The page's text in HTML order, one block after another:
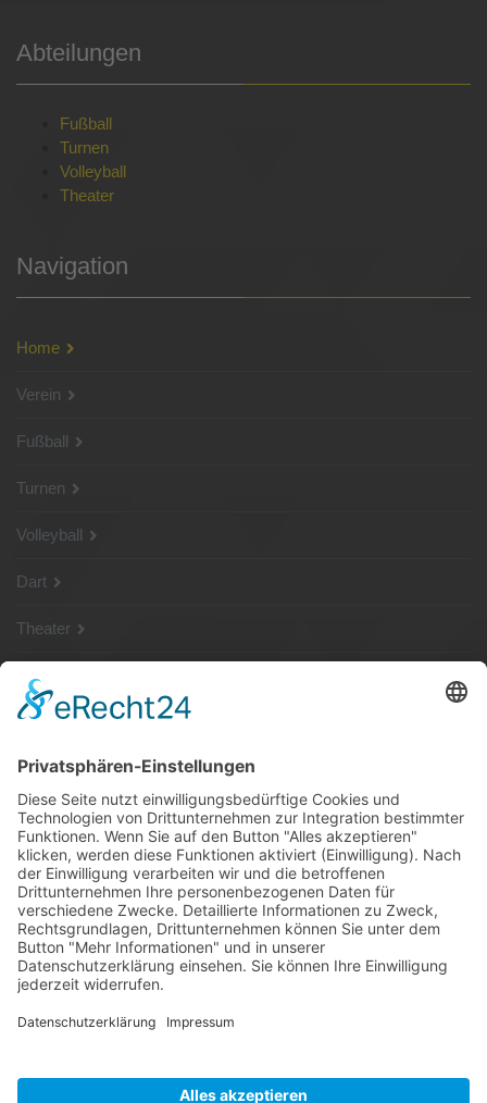
Abteilungen
Fußball
Turnen
Volleyball
Theater
Navigation
Home
Verein
Fußball
Turnen
Volleyball
Dart
Theater
SG Shop
Sponsoren
Kontakt
Social Media
Rechtliches